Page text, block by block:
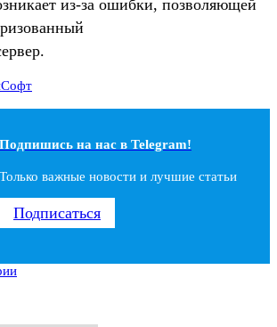
из-за ошибки, позволяющей
Софт
Подпишись на наc в Telegram!
Только важные новости и лучшие статьи
Подписаться